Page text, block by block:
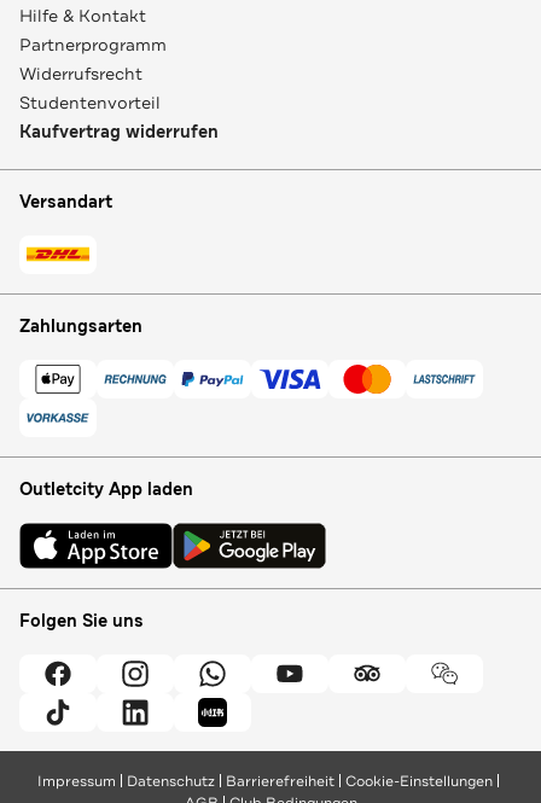
Hilfe & Kontakt
Partnerprogramm
Widerrufsrecht
Studentenvorteil
Kaufvertrag widerrufen
Versandart
Zahlungsarten
Outletcity App laden
Folgen Sie uns
Impressum Datenschutz Barrierefreiheit Cookie-Einstellungen